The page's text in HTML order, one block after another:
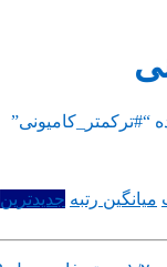
میانگین رتبه جدیدترین